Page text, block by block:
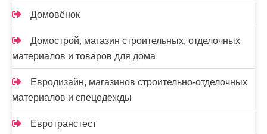
Домовёнок
Домострой, магазин строительных, отделочных
материалов и товаров для дома
Евродизайн, магазинов строительно-отделочных
материалов и спецодежды
Евротранстест